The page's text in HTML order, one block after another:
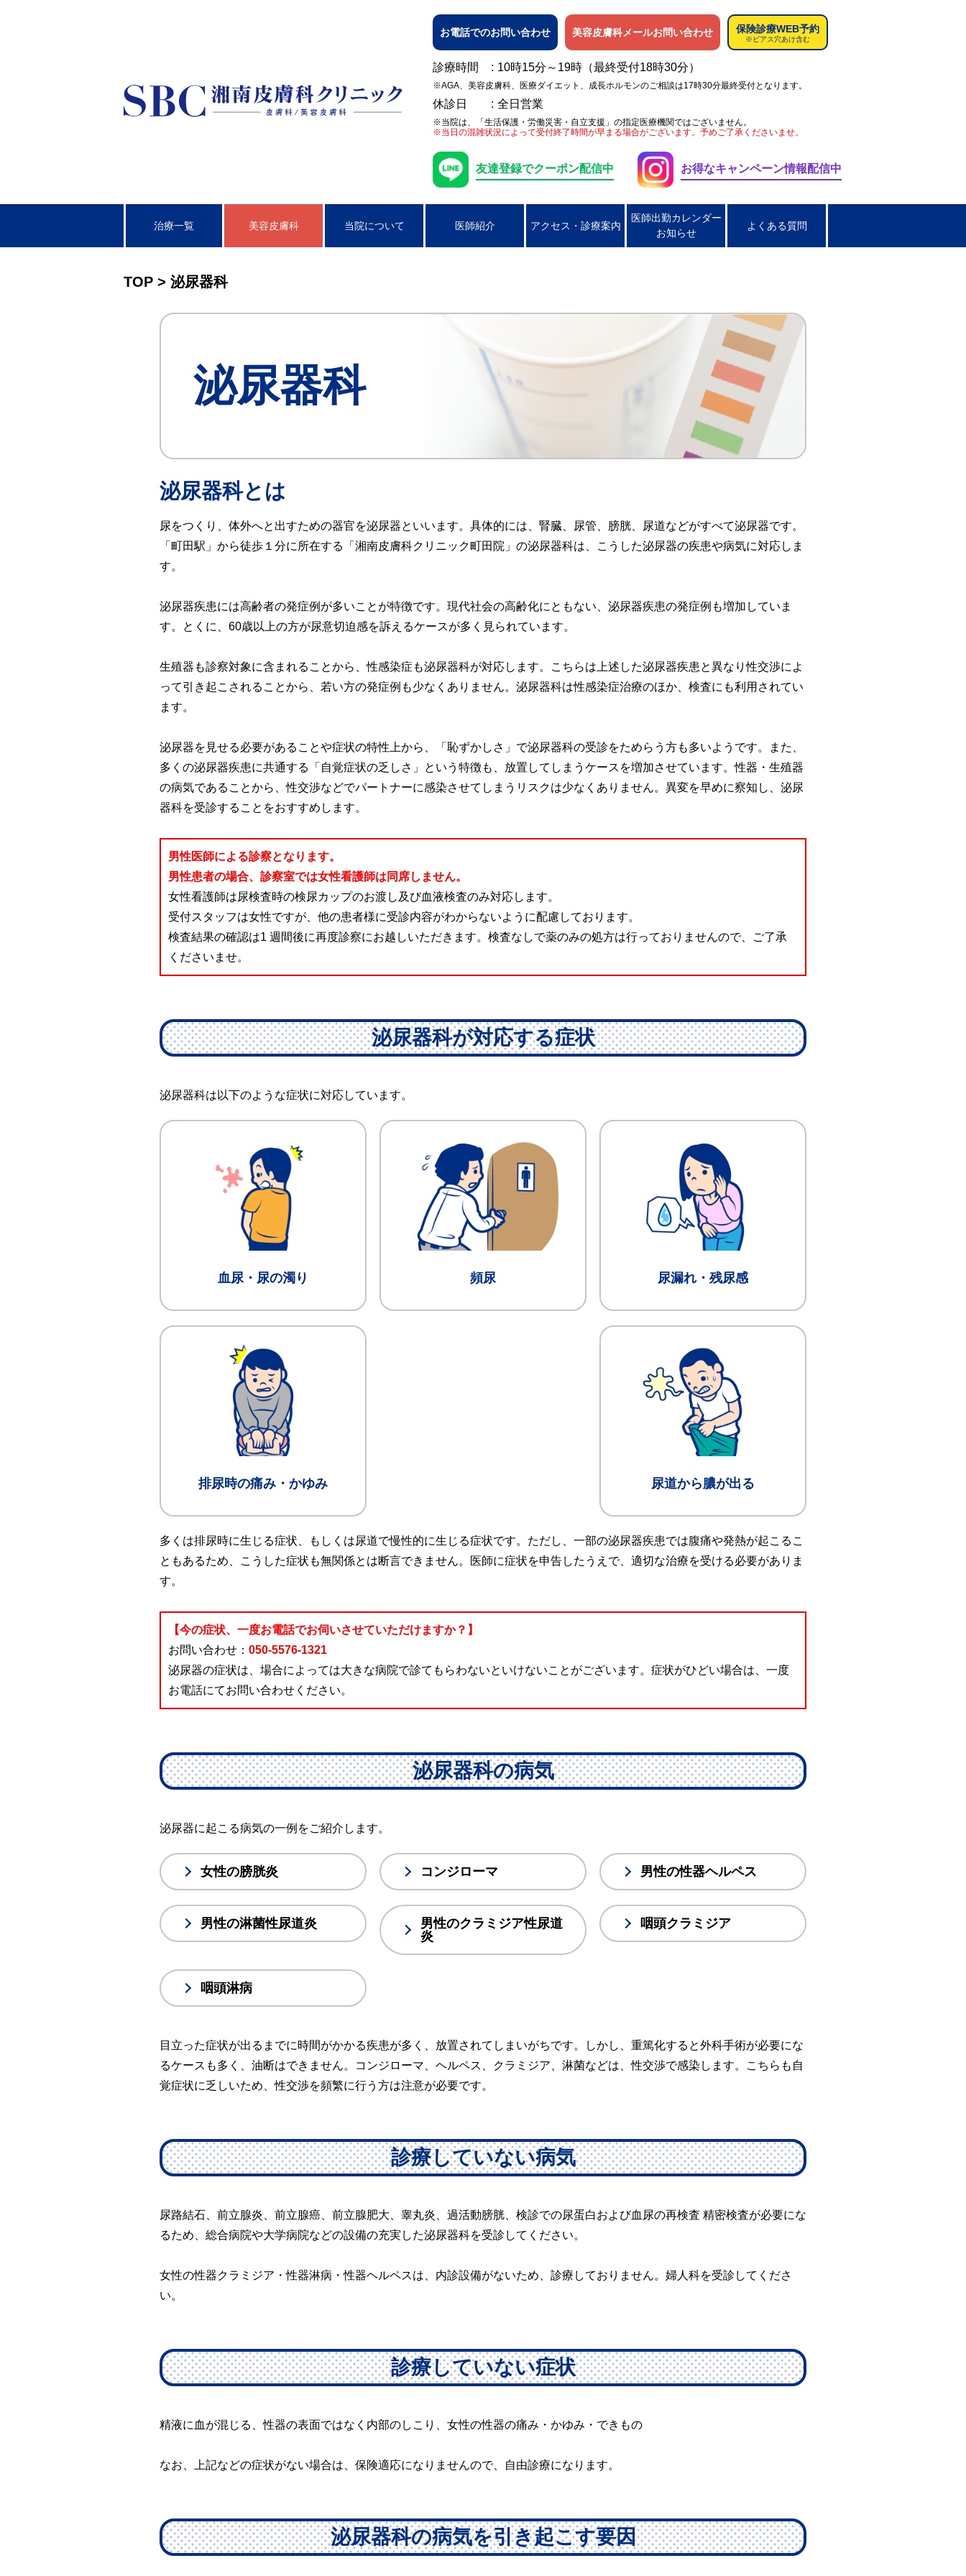
お電話でのお問い合わせ 美容皮膚科メールお問い合わせ 保険診療WEB予約
※ピアス穴あけ含む
診療時間 10時15分～19時（最終受付18時30分）
※AGA、美容皮膚科、医療ダイエット、成長ホルモンのご相談は17時30分最終受付となります。
休診日 全日営業
※当院は、「生活保護・労働災害・自立支援」の指定医療機関ではございません。
※当日の混雑状況によって受付終了時間が早まる場合がございます。予めご了承くださいませ。
友達登録でクーポン配信中 お得なキャンペーン情報配信中
治療一覧
自由診療
オンライン診療
美容皮膚科 当院について 医師紹介 アクセス・診療案内
医師出勤カレンダー
お知らせ
よくある質問
TOP > 泌尿器科
泌尿器科
泌尿器科とは
尿をつくり、体外へと出すための器官を泌尿器といいます。具体的には、腎臓、尿管、膀胱、尿道などがすべて泌尿器です。
「町田駅」から徒歩１分に所在する「湘南皮膚科クリニック町田院」の泌尿器科は、こうした泌尿器の疾患や病気に対応しま
す。
泌尿器疾患には高齢者の発症例が多いことが特徴です。現代社会の高齢化にともない、泌尿器疾患の発症例も増加していま
す。とくに、60歳以上の方が尿意切迫感を訴えるケースが多く見られています。
生殖器も診察対象に含まれることから、性感染症も泌尿器科が対応します。こちらは上述した泌尿器疾患と異なり性交渉によ
って引き起こされることから、若い方の発症例も少なくありません。泌尿器科は性感染症治療のほか、検査にも利用されてい
ます。
泌尿器を見せる必要があることや症状の特性上から、「恥ずかしさ」で泌尿器科の受診をためらう方も多いようです。また、
多くの泌尿器疾患に共通する「自覚症状の乏しさ」という特徴も、放置してしまうケースを増加させています。性器・生殖器
の病気であることから、性交渉などでパートナーに感染させてしまうリスクは少なくありません。異変を早めに察知し、泌尿
器科を受診することをおすすめします。
男性医師による診察となります。
男性患者の場合、診察室では女性看護師は同席しません。
女性看護師は尿検査時の検尿カップのお渡し及び血液検査のみ対応します。
受付スタッフは女性ですが、他の患者様に受診内容がわからないように配慮しております。
検査結果の確認は1 週間後に再度診察にお越しいただきます。検査なしで薬のみの処方は行っておりませんので、ご了承
くださいませ。
泌尿器科が対応する症状
泌尿器科は以下のような症状に対応しています。
血尿・尿の濁り 頻尿 尿漏れ・残尿感
排尿時の痛み・かゆみ 尿道から膿が出る
多くは排尿時に生じる症状、もしくは尿道で慢性的に生じる症状です。ただし、一部の泌尿器疾患では腹痛や発熱が起こるこ
ともあるため、こうした症状も無関係とは断言できません。医師に症状を申告したうえで、適切な治療を受ける必要がありま
す。
【今の症状、一度お電話でお伺いさせていただけますか？】
お問い合わせ： 050-5576-1321
泌尿器の症状は、場合によっては大きな病院で診てもらわないといけないことがございます。症状がひどい場合は、一度
お電話にてお問い合わせください。
泌尿器科の病気
泌尿器に起こる病気の一例をご紹介します。
女性の膀胱炎 コンジローマ 男性の性器ヘルペス
男性の淋菌性尿道炎
男性のクラミジア性尿道
炎
咽頭クラミジア
咽頭淋病
目立った症状が出るまでに時間がかかる疾患が多く、放置されてしまいがちです。しかし、重篤化すると外科手術が必要にな
るケースも多く、油断はできません。コンジローマ、ヘルペス、クラミジア、淋菌などは、性交渉で感染します。こちらも自
覚症状に乏しいため、性交渉を頻繁に行う方は注意が必要です。
診療していない病気
尿路結石、前立腺炎、前立腺癌、前立腺肥大、睾丸炎、過活動膀胱、検診での尿蛋白および血尿の再検査 精密検査が必要にな
るため、総合病院や大学病院などの設備の充実した泌尿器科を受診してください。
女性の性器クラミジア・性器淋病・性器ヘルペスは、内診設備がないため、診療しておりません。婦人科を受診してくださ
い。
診療していない症状
精液に血が混じる、性器の表面ではなく内部のしこり、女性の性器の痛み・かゆみ・できもの
なお、上記などの症状がない場合は、保険適応になりませんので、自由診療になります。
泌尿器科の病気を引き起こす要因